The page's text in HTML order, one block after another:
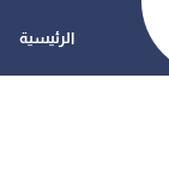
الرئيسية